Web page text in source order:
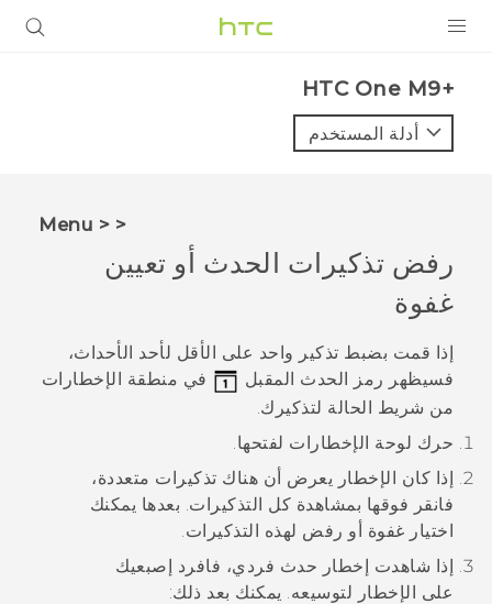
VIVE
VIVERSE
البرامج + التطبيقات
الدعم
HTC One M9+‎
أدلة المستخدم
< < Menu
رفض تذكيرات الحدث أو تعيين
غفوة
إذا قمت بضبط تذكير واحد على الأقل لأحد الأحداث،
فسيظهر رمز الحدث المقبل
في منطقة الإخطارات
من شريط الحالة لتذكيرك.
حرك لوحة الإخطارات لفتحها.
إذا كان الإخطار يعرض أن هناك تذكيرات متعددة،
فانقر فوقها بمشاهدة كل التذكيرات. بعدها يمكنك
اختيار غفوة أو رفض لهذه التذكيرات.
إذا شاهدت إخطار حدث فردي، فافرد إصبعيك
على الإخطار لتوسيعه. يمكنك بعد ذلك: